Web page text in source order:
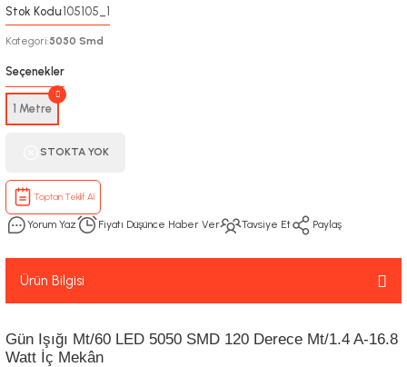
Stok Kodu:105105_1
Kategori:5050 Smd
Seçenekler
1 Metre
STOKTA YOK
Toptan Teklif Al
Yorum Yaz Fiyatı Düşünce Haber Ver Tavsiye Et Paylaş
Ürün Bilgisi
Gün Işığı Mt/60 LED 5050 SMD 120 Derece Mt/1.4 A-16.8
Watt İç Mekân